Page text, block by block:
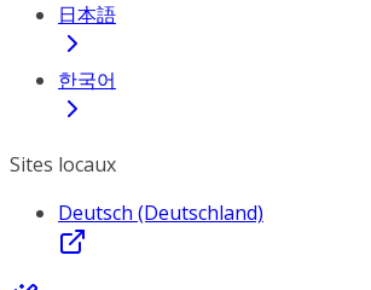
日本語
한국어
Sites locaux
Deutsch (Deutschland)